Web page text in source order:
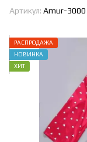
Артикул: Amur-3000
РАСПРОДАЖА
НОВИНКА
ХИТ